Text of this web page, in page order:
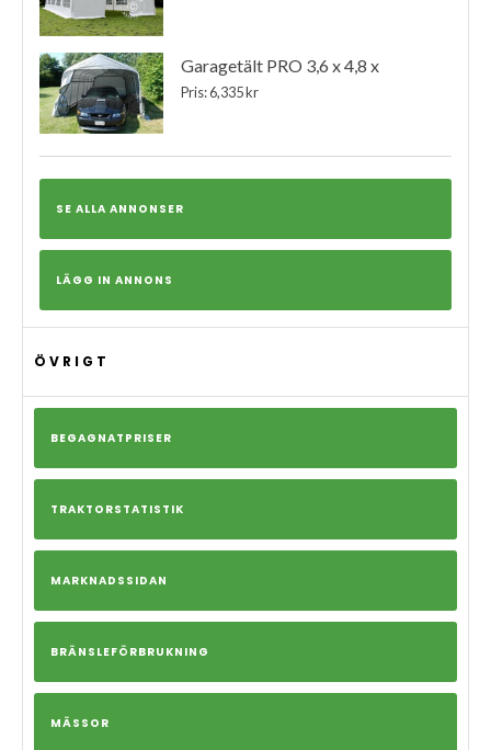
Garagetält PRO 3,6 x 4,8 x
Pris: 6,335 kr
SE ALLA ANNONSER
LÄGG IN ANNONS
ÖVRIGT
BEGAGNATPRISER
TRAKTORSTATISTIK
MARKNADSSIDAN
BRÄNSLEFÖRBRUKNING
MÄSSOR